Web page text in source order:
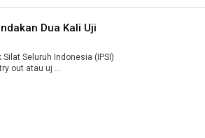
Dua Kali Uji
Seluruh Indonesia (IPSI)
out atau uj ...